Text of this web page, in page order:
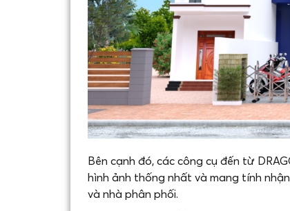
Bên cạnh đó, các công cụ đến từ
hình ảnh thống nhất và mang tính
và nhà phân phối.